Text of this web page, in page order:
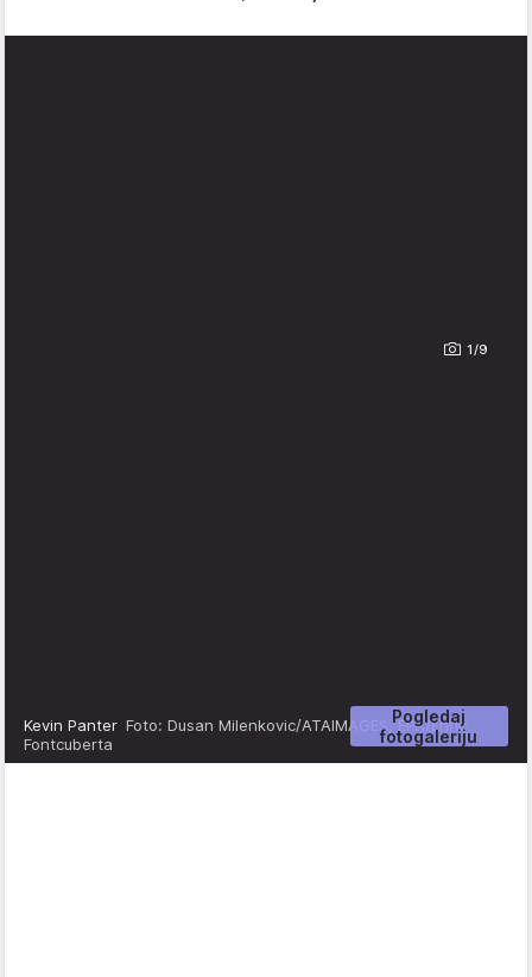
1/9
Pogledaj
fotogaleriju
Kevin Panter Foto: Dusan Milenkovic/ATAIMAGES, EPA/Enric
Fontcuberta